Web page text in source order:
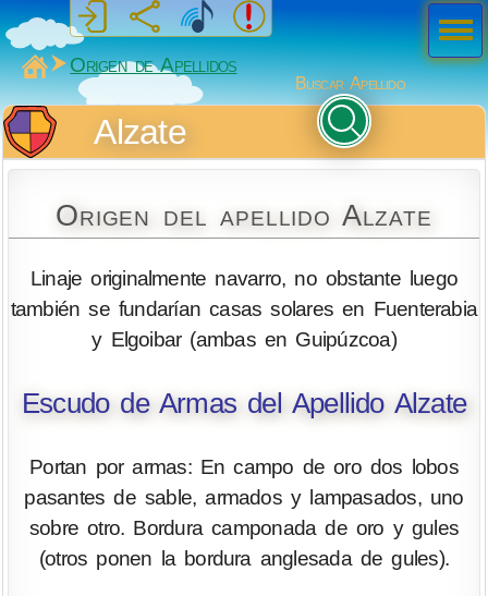
MiSabueso
Origen de Apellidos
Buscar Apellido
Alzate
Origen del apellido Alzate
Linaje originalmente navarro, no obstante luego
también se fundarían casas solares en Fuenterabia
y Elgoibar (ambas en Guipúzcoa)
Escudo de Armas del Apellido Alzate
Portan por armas: En campo de oro dos lobos
pasantes de sable, armados y lampasados, uno
sobre otro. Bordura camponada de oro y gules
(otros ponen la bordura anglesada de gules).
Men
ú